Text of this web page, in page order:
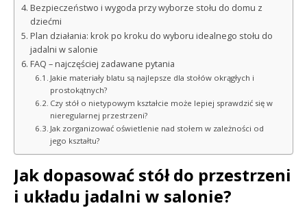
Bezpieczeństwo i wygoda przy wyborze stołu do domu z
dziećmi
Plan działania: krok po kroku do wyboru idealnego stołu do
jadalni w salonie
FAQ – najczęściej zadawane pytania
Jakie materiały blatu są najlepsze dla stołów okrągłych i
prostokątnych?
Czy stół o nietypowym kształcie może lepiej sprawdzić się w
nieregularnej przestrzeni?
Jak zorganizować oświetlenie nad stołem w zależności od
jego kształtu?
Jak dopasować stół do przestrzeni
i układu jadalni w salonie?